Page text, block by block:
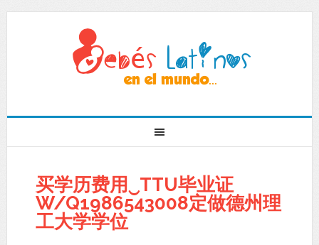
买学历费用‿TTU毕业证
W/Q1986543008定做德州理
工大学学位